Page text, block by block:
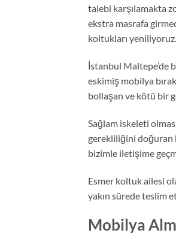
talebi karşılamakta
ekstra masrafa
koltukları yeniliyoruz.
İstanbul Maltepe’de
eskimiş mobilya
bollaşan ve kötü bir
Sağlam iskeleti
gerekliliğini doğuran
bizimle iletişime
Esmer koltuk ailesi
yakın sürede teslim
Mobilya